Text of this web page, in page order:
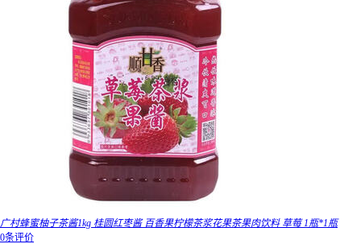
广村蜂蜜柚子茶酱1kg 桂圆红枣酱 百香果柠檬茶浆花果茶果肉饮料 草莓 1瓶*1瓶
0条评价